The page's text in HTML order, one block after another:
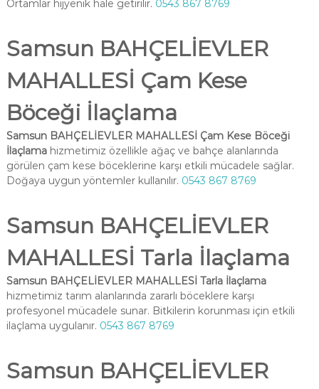
Ortamlar hijyenik hale getirilir. 0543 867 8769
Samsun BAHÇELİEVLER
MAHALLESİ Çam Kese
Böceği İlaçlama
Samsun BAHÇELİEVLER MAHALLESİ Çam Kese Böceği
İlaçlamahizmetimiz özellikle ağaç ve bahçe alanlarında
görülen çam kese böceklerine karşı etkili mücadele sağlar.
Doğaya uygun yöntemler kullanılır. 0543 867 8769
Samsun BAHÇELİEVLER
MAHALLESİ Tarla İlaçlama
Samsun BAHÇELİEVLER MAHALLESİ Tarla İlaçlama
hizmetimiz tarım alanlarında zararlı böceklere karşı
profesyonel mücadele sunar. Bitkilerin korunması için etkili
ilaçlama uygulanır. 0543 867 8769
Samsun BAHÇELİEVLER